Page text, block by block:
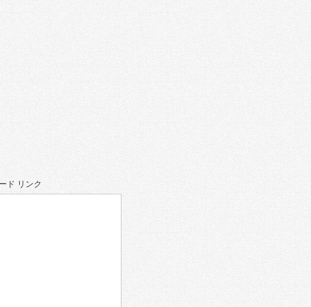
ド リンク